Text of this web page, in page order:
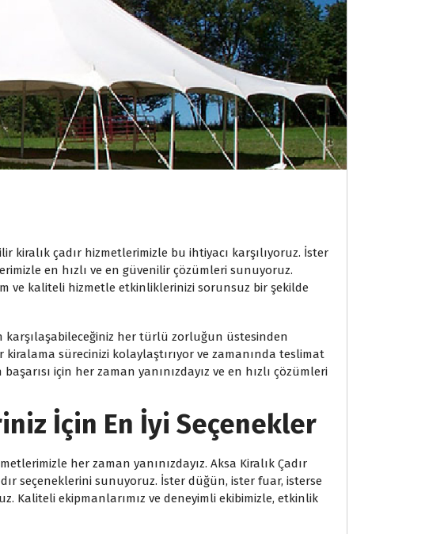
kiralık çadır hizmetlerimizle bu ihtiyacı karşılıyoruz. İster
en hızlı ve en güvenilir çözümleri sunuyoruz.
ve kaliteli hizmetle etkinliklerinizi sorunsuz bir şekilde
her türlü zorluğun üstesinden
kiralama sürecinizi kolaylaştırıyor ve zamanında teslimat
için her zaman yanınızdayız ve en hızlı çözümleri
İçin En İyi Seçenekler
her zaman yanınızdayız. Aksa Kiralık Çadır
seçeneklerini sunuyoruz. İster düğün, ister fuar, isterse
Kaliteli ekipmanlarımız ve deneyimli ekibimizle, etkinlik